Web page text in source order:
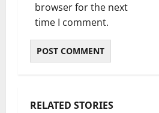
browser for the next
time I comment.
RELATED STORIES